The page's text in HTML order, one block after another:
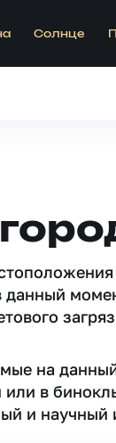
Солнце
данный
на
в
и научный